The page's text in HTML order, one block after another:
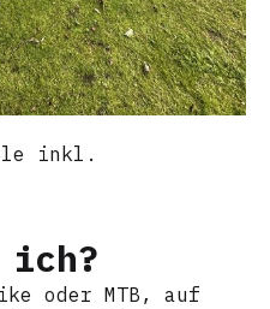
inkl.
ich?
oder MTB, auf